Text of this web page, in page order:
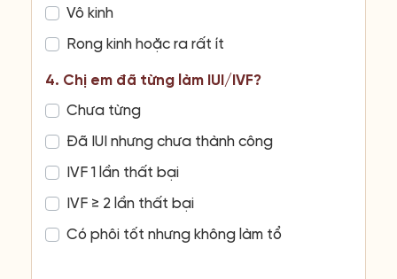
Vô kinh
Rong kinh hoặc ra rất ít
4. Chị em đã từng làm IUI/IVF?
Chưa từng
Đã IUI nhưng chưa thành công
IVF 1 lần thất bại
IVF ≥ 2 lần thất bại
Có phôi tốt nhưng không làm tổ